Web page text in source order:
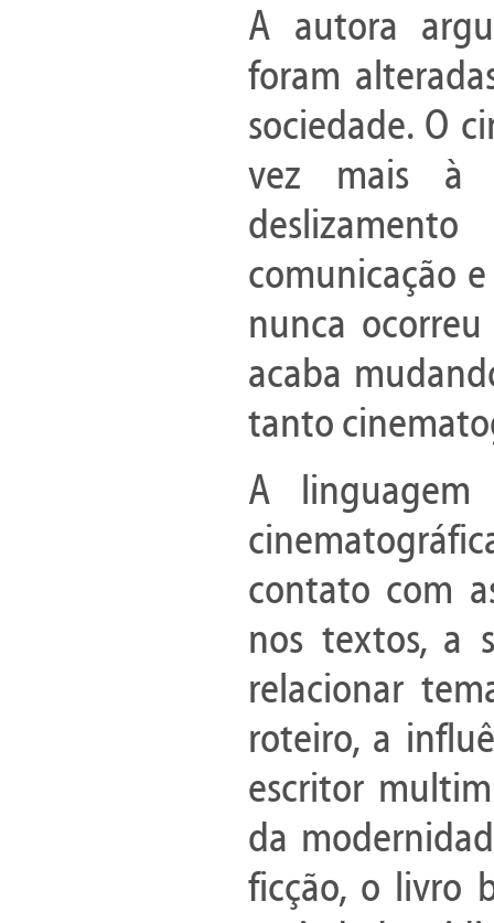
A autora
foram
sociedade. O
vez mais à
comunicação
nunca
acaba
tanto
A
contato com
nos textos, a
relacionar
roteiro, a
escritor
da
ficção, o livro